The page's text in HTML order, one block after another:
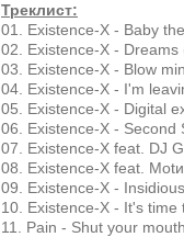
Треклист:
01. Existence-X - Baby
02. Existence-X - Dreams
03. Existence-X - Blow
04. Existence-X - I'm
05. Existence-X - Digital
06. Existence-X - Second
07. Existence-X feat. DJ
08. Existence-X feat.
09. Existence-X -
10. Existence-X - It's time
11. Pain - Shut your